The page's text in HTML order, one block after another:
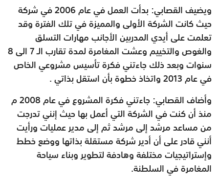
ويضيف القصابي: بدأت العمل في عام 2006 في شركة
حيث كانت الشركة الأولى والمميزة في تلك الفترة وقد
تعلمت على أيدي المدربين الأجانب مهارات التسلق
والغوص والتخييم وعشت المغامرة لمدة تقارب الـ 7 الى 8
سنوات وبعد ذلك جاءتني فكرة تأسيس مشروعي الخاص
في عام 2013 واتخاذ خطوة بأن استقل بذاتي .
وأضاف القصابي: جاءتني فكرة المشروع في عام 2008 م
منذ أن كنت في الشركة التي أعمل بها حيث إنني تدرجت
من مساعد مرشد إلى مرشد ثم إلى مدير عمليات ورأيت
أنني قادر على أن أدير شركة مستقلة بذاتها ووضع خطط
وإستراتيجيات مختلفة وهادفة لتطوير وبناء سياحة
المغامرة في السلطنة.